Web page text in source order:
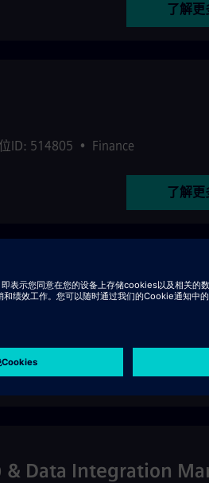
了解更
ID: 514805 • Finance
了解更
了解更
Data Integration